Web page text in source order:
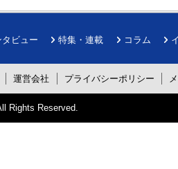
タビュー 特集・連載 コラム
運営会社 プライバシーポリシー
Rights Reserved.